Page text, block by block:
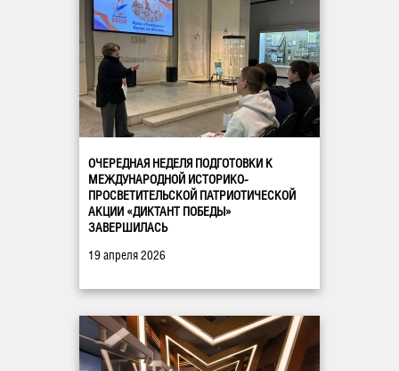
ОЧЕРЕДНАЯ НЕДЕЛЯ ПОДГОТОВКИ К
МЕЖДУНАРОДНОЙ ИСТОРИКО-
ПРОСВЕТИТЕЛЬСКОЙ ПАТРИОТИЧЕСКОЙ
АКЦИИ «ДИКТАНТ ПОБЕДЫ»
ЗАВЕРШИЛАСЬ
19 апреля 2026